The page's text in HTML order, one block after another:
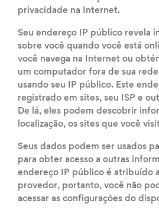
privacidade na Internet.
Seu endereço IP público revela
sobre você quando você está
você navega na Internet ou
um computador fora de sua
usando seu IP público. Este
registrado em sites, seu ISP e
De lá, eles podem descobrir
localização, os sites que você
Seus dados podem ser usados
para obter acesso a outras
endereço IP público é atribuído
provedor, portanto, você não
acessar as configurações do